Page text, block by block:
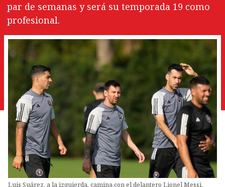
par de semanas y será su temporada 19 como
profesional.
Luis Suárez, a la izquierda, camina con el delantero Lionel Messi,